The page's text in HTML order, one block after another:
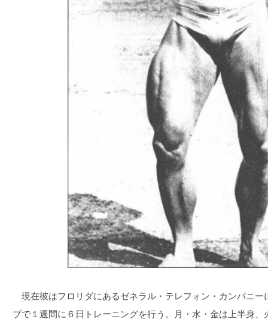
現在彼はフロリダにあるゼネラル・テレフォン・カンパニー
ブで１週間に６日トレーニングを行う。月・水・金は上半身